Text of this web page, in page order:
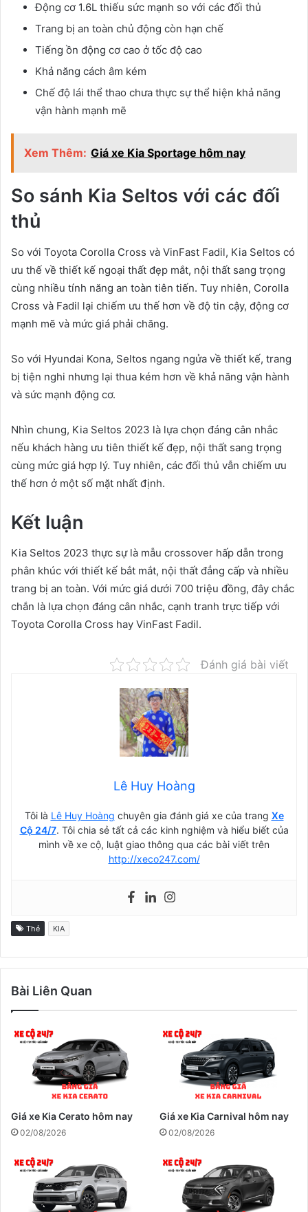
Động cơ 1.6L thiếu sức mạnh so với các đối thủ
Trang bị an toàn chủ động còn hạn chế
Tiếng ồn động cơ cao ở tốc độ cao
Khả năng cách âm kém
Chế độ lái thể thao chưa thực sự thể hiện khả năng
vận hành mạnh mẽ
Xem Thêm: Giá xe Kia Sportage hôm nay
So sánh Kia Seltos với các đối
thủ
So với Toyota Corolla Cross và VinFast Fadil, Kia Seltos có
ưu thế về thiết kế ngoại thất đẹp mắt, nội thất sang trọng
cùng nhiều tính năng an toàn tiên tiến. Tuy nhiên, Corolla
Cross và Fadil lại chiếm ưu thế hơn về độ tin cậy, động cơ
mạnh mẽ và mức giá phải chăng.
So với Hyundai Kona, Seltos ngang ngửa về thiết kế, trang
bị tiện nghi nhưng lại thua kém hơn về khả năng vận hành
và sức mạnh động cơ.
Nhìn chung, Kia Seltos 2023 là lựa chọn đáng cân nhắc
nếu khách hàng ưu tiên thiết kế đẹp, nội thất sang trọng
cùng mức giá hợp lý. Tuy nhiên, các đối thủ vẫn chiếm ưu
thế hơn ở một số mặt nhất định.
Kết luận
Kia Seltos 2023 thực sự là mẫu crossover hấp dẫn trong
phân khúc với thiết kế bắt mắt, nội thất đẳng cấp và nhiều
trang bị an toàn. Với mức giá dưới 700 triệu đồng, đây chắc
chắn là lựa chọn đáng cân nhắc, cạnh tranh trực tiếp với
Toyota Corolla Cross hay VinFast Fadil.
Đánh giá bài viết
Lê Huy Hoàng
Tôi là Lê Huy Hoàng chuyên gia đánh giá xe của trang Xe
Cộ 24/7. Tôi chia sẻ tất cả các kinh nghiệm và hiểu biết của
mình về xe cộ, luật giao thông qua các bài viết trên
http://xeco247.com/
Thẻ KIA
Bài Liên Quan
Giá xe Kia Cerato hôm nay
02/08/2026
Giá xe Kia Carnival hôm nay
02/08/2026